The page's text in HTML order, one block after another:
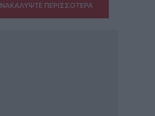
ΠΕΡΙΣΣΟΤΕΡΑ